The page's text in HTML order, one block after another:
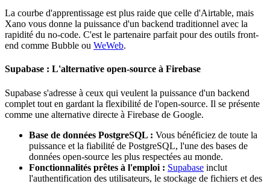
La courbe d'apprentissage est plus raide que celle d'Airtable, mais
Xano vous donne la puissance d'un backend traditionnel avec la
rapidité du no-code. C'est le partenaire parfait pour des outils front-
end comme Bubble ou WeWeb.
Supabase : L'alternative open-source à Firebase
Supabase s'adresse à ceux qui veulent la puissance d'un backend
complet tout en gardant la flexibilité de l'open-source. Il se présente
comme une alternative directe à Firebase de Google.
Base de données PostgreSQL : Vous bénéficiez de toute la
puissance et la fiabilité de PostgreSQL, l'une des bases de
données open-source les plus respectées au monde.
Fonctionnalités prêtes à l'emploi : Supabase inclut
l'authentification des utilisateurs, le stockage de fichiers et des